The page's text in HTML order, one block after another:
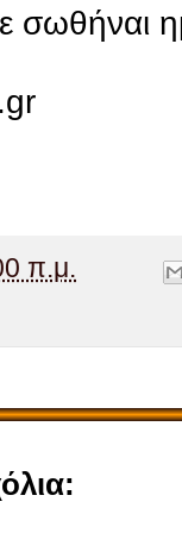
σωθήναι
π.μ.